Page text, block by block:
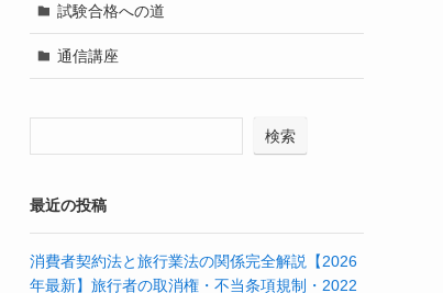
試験合格への道
通信講座
検索
最近の投稿
消費者契約法と旅行業法の関係完全解説【2026
年最新】旅行者の取消権・不当条項規制・2022